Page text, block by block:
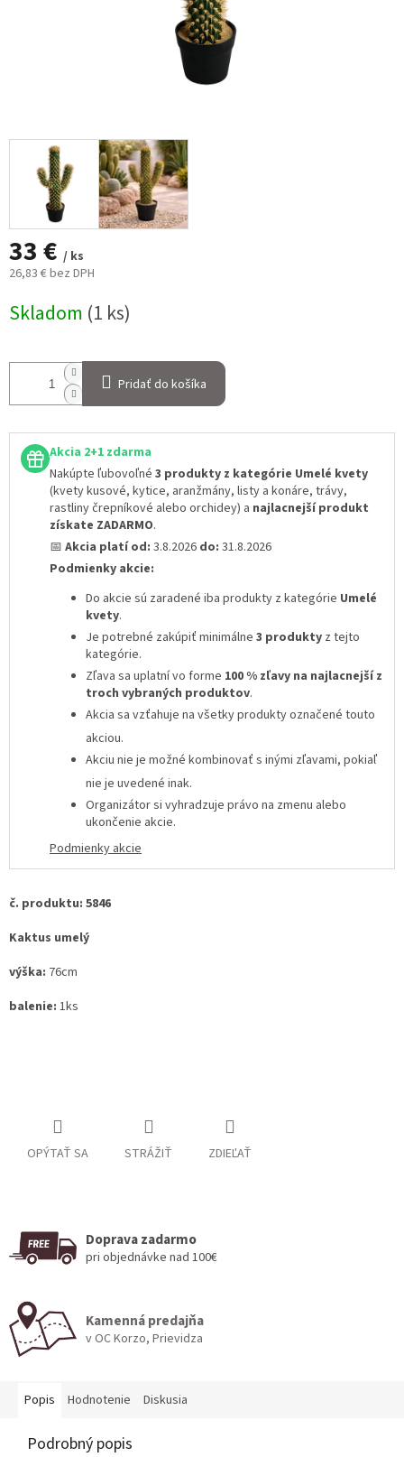
33 € / ks
26,83 € bez DPH
cena:
Skladom (1 ks)
Pridať do košíka
Akcia 2+1 zdarma
Nakúpte ľubovoľné 3 produkty z kategórie Umelé kvety
(kvety kusové, kytice, aranžmány, listy a konáre, trávy,
rastliny črepníkové alebo orchidey) a najlacnejší produkt
získate ZADARMO.
📅 Akcia platí od: 3.8.2026 do: 31.8.2026
Podmienky akcie:
Do akcie sú zaradené iba produkty z kategórie Umelé
kvety.
Je potrebné zakúpiť minimálne 3 produkty z tejto
kategórie.
Zľava sa uplatní vo forme 100 % zľavy na najlacnejší z
troch vybraných produktov.
Akcia sa vzťahuje na všetky produkty označené touto
akciou.
Akciu nie je možné kombinovať s inými zľavami, pokiaľ
nie je uvedené inak.
Organizátor si vyhradzuje právo na zmenu alebo
ukončenie akcie.
Podmienky akcie
č. produktu: 5846
Kaktus umelý
výška: 76cm
balenie: 1ks
OPÝTAŤ SA STRÁŽIŤ ZDIEĽAŤ
Doprava zadarmo
pri objednávke nad 100€
Kamenná predajňa
v OC Korzo, Prievidza
Popis Hodnotenie Diskusia
Podrobný popis